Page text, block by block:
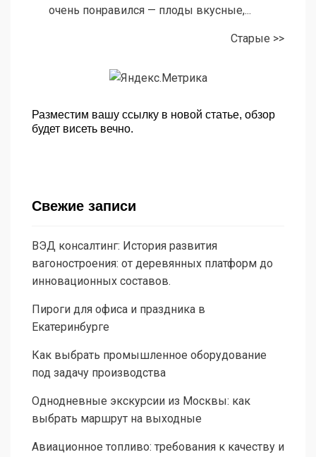
очень понравился — плоды вкусные,...
Старые >>
Разместим вашу ссылку в новой статье, обзор
будет висеть вечно.
Свежие записи
ВЭД консалтинг: История развития
вагоностроения: от деревянных платформ до
инновационных составов.
Пироги для офиса и праздника в
Екатеринбурге
Как выбрать промышленное оборудование
под задачу производства
Однодневные экскурсии из Москвы: как
выбрать маршрут на выходные
Авиационное топливо: требования к качеству и